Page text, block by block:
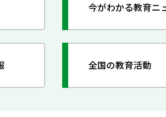
今がわかる教育ニ
全国の教育活動